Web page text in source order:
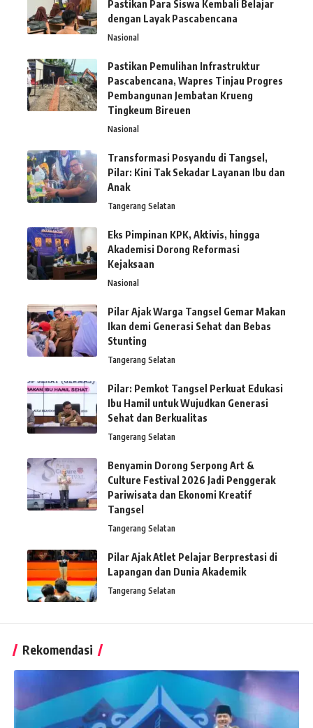
Pastikan Para Siswa Kembali Belajar
dengan Layak Pascabencana
Nasional
Pastikan Pemulihan Infrastruktur
Pascabencana, Wapres Tinjau Progres
Pembangunan Jembatan Krueng
Tingkeum Bireuen
Nasional
Transformasi Posyandu di Tangsel,
Pilar: Kini Tak Sekadar Layanan Ibu dan
Anak
Tangerang Selatan
Eks Pimpinan KPK, Aktivis, hingga
Akademisi Dorong Reformasi
Kejaksaan
Nasional
Pilar Ajak Warga Tangsel Gemar Makan
Ikan demi Generasi Sehat dan Bebas
Stunting
Tangerang Selatan
Pilar: Pemkot Tangsel Perkuat Edukasi
Ibu Hamil untuk Wujudkan Generasi
Sehat dan Berkualitas
Tangerang Selatan
Benyamin Dorong Serpong Art &
Culture Festival 2026 Jadi Penggerak
Pariwisata dan Ekonomi Kreatif
Tangsel
Tangerang Selatan
Pilar Ajak Atlet Pelajar Berprestasi di
Lapangan dan Dunia Akademik
Tangerang Selatan
Rekomendasi